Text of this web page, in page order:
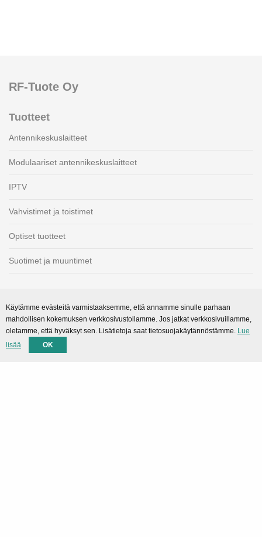
RF-Tuote Oy
Tuotteet
Antennikeskuslaitteet
Modulaariset antennikeskuslaitteet
IPTV
Vahvistimet ja toistimet
Optiset tuotteet
Suotimet ja muuntimet
Sekalaiset
SMARTPortal
Lataukset
Käytämme evästeitä varmistaaksemme, että annamme sinulle parhaan
mahdollisen kokemuksen verkkosivustollamme. Jos jatkat verkkosivuillamme,
oletamme, että hyväksyt sen. Lisätietoja saat tietosuojakäytännöstämme. Lue
lisää
OK